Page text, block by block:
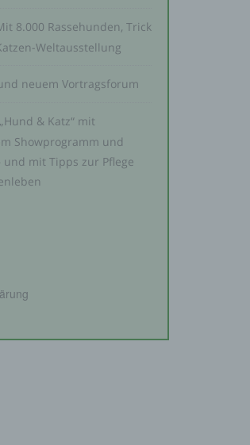
8.000 Rassehunden, Trick
Weltausstellung
neuem Vortragsforum
& Katz“ mit
Showprogramm und
und mit Tipps zur Pflege